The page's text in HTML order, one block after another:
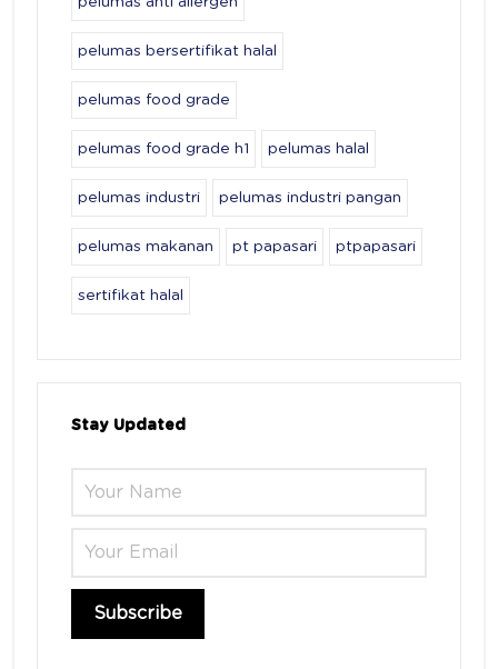
pelumas bersertifikat halal
pelumas food grade
pelumas food grade h1 pelumas halal
pelumas industri pelumas industri pangan
pelumas makanan pt papasari ptpapasari
sertifikat halal
Stay Updated